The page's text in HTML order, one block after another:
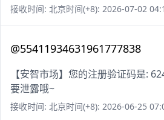
接收时间: 北京时间(+8): 2026-07-02
@55411934631961777838
【安智市场】您的注册验证码是:
要泄露哦~
接收时间: 北京时间(+8): 2026-06-25